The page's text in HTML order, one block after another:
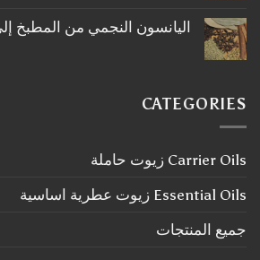
على
الشطة
في
مطبخك
اليانسون النجمي من المطبخ
اليانسون
النجمي
علبة
المكياج
CATEGORIES
Carrier Oils زيوت حاملة
Essential Oils زيوت عطرية اساسية
جميع المنتجات